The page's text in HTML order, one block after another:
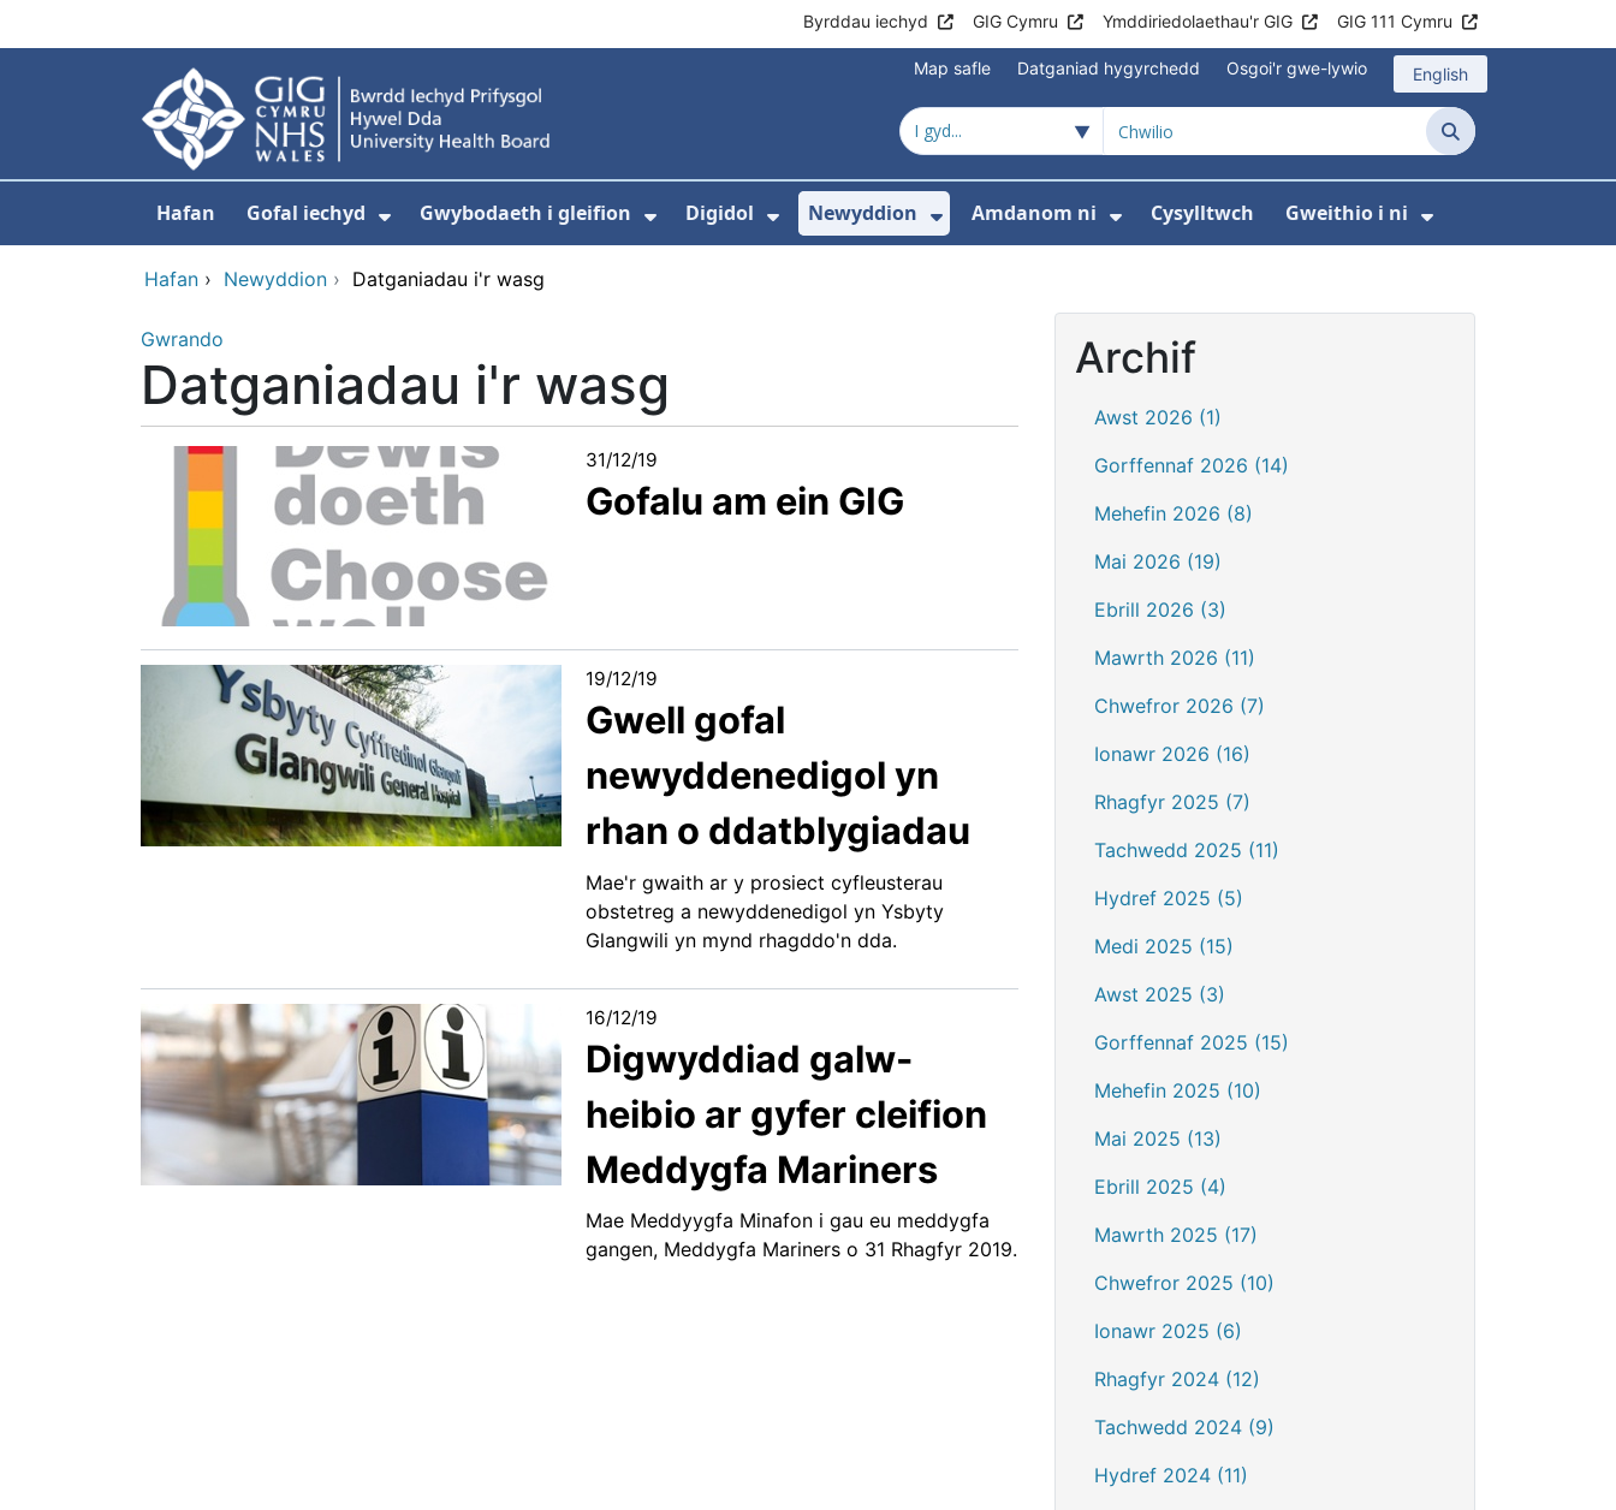
Byrddau iechyd GIG Cymru Ymddiriedolaethau'r GIG GIG 111 Cymru
Map safle Datganiad hygyrchedd Osgoi'r gwe-lywio English
Chwilio
Hafan Gofal iechyd
Dangos isddewislen ar gyfer Gofal iechyd
Gwybodaeth i gleifion
Dangos isddewislen ar gyfer Gwybodaeth i gleifion
Digidol
Dangos isddewislen ar gyfer Digidol
Newyddion
Dangos isddewislen ar gyfer Newyddion
Amdanom ni
Dangos isddewislen ar gyfer Amdanom ni
Cysylltwch Gweithio i ni
Dangos
Hafan › Newyddion › Datganiadau i'r wasg
Gwrando
Datganiadau i'r wasg
31/12/19
Gofalu am ein GIG
19/12/19
Gwell gofal
newyddenedigol yn
rhan o ddatblygiadau
Mae'r gwaith ar y prosiect cyfleusterau
obstetreg a newyddenedigol yn Ysbyty
Glangwili yn mynd rhagddo'n dda.
16/12/19
Digwyddiad galw-
heibio ar gyfer cleifion
Meddygfa Mariners
Mae Meddyygfa Minafon i gau eu meddygfa
gangen, Meddygfa Mariners o 31 Rhagfyr 2019.
Archif
Awst 2026 (1)
Gorffennaf 2026 (14)
Mehefin 2026 (8)
Mai 2026 (19)
Ebrill 2026 (3)
Mawrth 2026 (11)
Chwefror 2026 (7)
Ionawr 2026 (16)
Rhagfyr 2025 (7)
Tachwedd 2025 (11)
Hydref 2025 (5)
Medi 2025 (15)
Awst 2025 (3)
Gorffennaf 2025 (15)
Mehefin 2025 (10)
Mai 2025 (13)
Ebrill 2025 (4)
Mawrth 2025 (17)
Chwefror 2025 (10)
Ionawr 2025 (6)
Rhagfyr 2024 (12)
Tachwedd 2024 (9)
Hydref 2024 (11)